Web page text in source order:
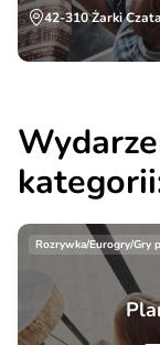
42-310 Żarki
Rozrywka/Eurogry/Gry